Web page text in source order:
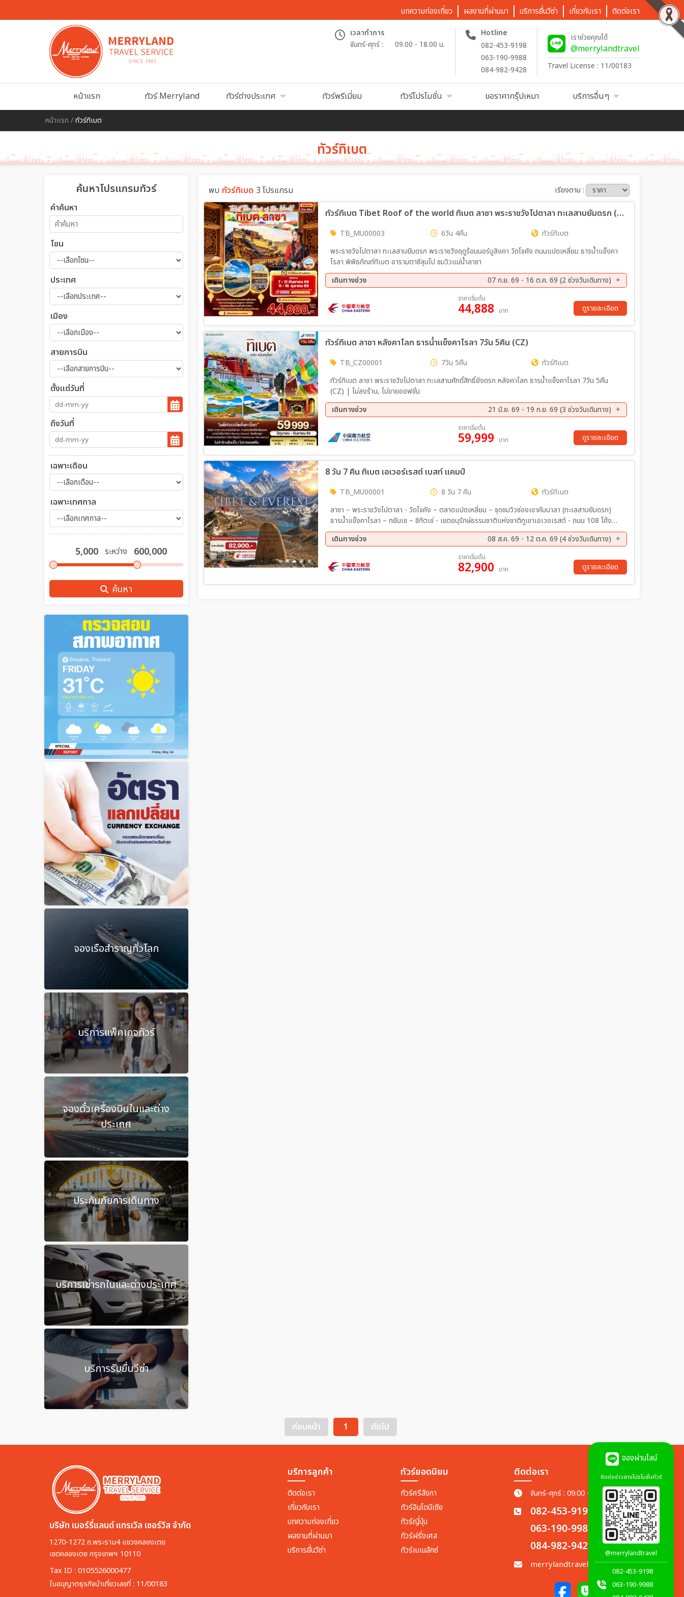
บทความท่องเที่ยว ผลงานที่ผ่านมา บริการยื่นวีซ่า เกี่ยวกับเรา ติดต่อเรา
เวลาทำการ
จันทร์-ศุกร์ :
09.00 - 18.00 น.
Hotline
082-453-9198
063-190-9988
084-982-9428
เราช่วยคุณได้
@merrylandtravel
Travel License : 11/00183
หน้าแรก ทัวร์ Merryland ทัวร์ต่างประเทศ ทัวร์พรีเมี่ยม ทัวร์โปรโมชั่น ขอราคากรุ๊ปเหมา บริการอื่นๆ
หน้าแรก /ทัวร์ทิเบต
ทัวร์ทิเบต
ค้นหาโปรแกรมทัวร์
คำค้นหา
โซน
ประเทศ
เมือง
สายการบิน
ตั้งแต่วันที่
ถึงวันที่
เฉพาะเดือน
เฉพาะเทศกาล
ระหว่าง
ค้นหา
จองเรือสำราญทั่วโลก
บริการแพ็คเกจทัวร์
จองตั๋วเครื่องบินในและต่าง
ประเทศ
ประกันภัยการเดินทาง
บริการเช่ารถในและต่างประเทศ
บริการรับยื่นวีซ่า
พบ ทัวร์ทิเบต 3 โปรแกรม เรียงตาม :
ทัวร์ทิเบต Tibet Roof of the world ทิเบต ลาซา พระราชวังโปตาลา ทะเลสาบยัมดรก (ทัวร์ไม่ลงร้านช้อป) 6วัน 4คืน (MU)
TB_MU00003 6วัน 4คืน
ทัวร์ทิเบต
พระราชวังโปตาลา ทะเลสาบยัมดรก พระราชวังฤดูร้อนนอร์บูลิงคา วัดโจคัง ถนนแปดเหลี่ยม ธารน้ำแข็งคา
โรลา พิพิธภัณฑ์ทิเบต อารามตาซีลุนโป ชมวิวแม่น้ำลาซา
เดินทางช่วง
07 ก.ย. 69 - 16 ต.ค. 69 (2 ช่วงวันเดินทาง)
11 ต.ค. 69 - 16 ต.ค. 69
ราคาเริ่มต้น
44,888 บาท ดูรายละเอียด
ทัวร์ทิเบต ลาซา หลังคาโลก ธารน้ำแข็งคาโรลา 7วัน 5คืน (CZ)
TB_CZ00001 7วัน 5คืน
ทัวร์ทิเบต
ทัวร์ทิเบต ลาซา พระราชวังโปตาลา ทะเลสาบศักดิ์สิทธิ์ยังดรก หลังคาโลก ธารน้ำแข็งคาโรลา 7วัน 5คืน
(CZ) | ไม่ลงร้าน, ไม่ขายออฟชั่น
เดินทางช่วง
21 มิ.ย. 69 - 19 ก.ย. 69 (3 ช่วงวันเดินทาง)
06 ก.ย. 69 - 12 ก.ย. 69
ราคาเริ่มต้น
59,999 บาท ดูรายละเอียด
8 วัน 7 คืน ทิเบต เอเวอร์เรสต์ เบสท์ แคมป์
TB_MU00001 8 วัน 7 คืน
ทัวร์ทิเบต
ลาซา – พระราชวังโปตาลา - วัดโจคัง – ตลาดแปดเหลี่ยม – จุดชมวิวช่องเขาคัมบาลา (ทะเลสาบยัมดรก)
ธารน้ำแข็งคาโรลา – กยันเซ – ชิกัตเซ่ - เขตอนุรักษ์ธรรมชาติแห่งชาติภูเขาเอเวอเรสต์ - ถนน 108 โค้ง
Everest Based Camp ห้าสุดยอดแห่งหิมาลัย - เส้นทางหลวงสายมิตรภาพจีน-เนปาล - วัดทาชิฮุนโป -
แม่น้ำยาร์ลุงซางโบ - ทุ่งหญ้าฉางถัง – ช่องเขานาเกนลา – ทะเลสาบนัมโซ
เดินทางช่วง
08 ส.ค. 69 - 12 ต.ค. 69 (4 ช่วงวันเดินทาง)
12 ก.ย. 69 - 19 ก.ย. 69
05 ต.ค. 69 - 12 ต.ค. 69
ราคาเริ่มต้น
82,900 บาท ดูรายละเอียด
ก่อนหน้า 1 ถัดไป
บริษัท เมอร์รี่แลนด์ แทรเวิล เซอร์วิส จำกัด
1270-1272 ถ.พระราม4 แขวงคลองเตย
เขตคลองเตย กรุงเทพฯ 10110
Tax ID : 0105526000477
ใบอนุญาตธุรกิจนำเที่ยวเลขที่ : 11/00183
บริการลูกค้า
ติดต่อเรา
เกี่ยวกับเรา
บทความท่องเที่ยว
ผลงานที่ผ่านมา
บริการยื่นวีซ่า
ทัวร์ยอดนิยม
ทัวร์ศรีลังกา
ทัวร์อินโดนีเซีย
ทัวร์ญี่ปุ่น
ทัวร์ฝรั่งเศส
ทัวร์เบเนลักซ์
ติดต่อเรา
จันทร์-ศุกร์ : 09.00 - 18.00 น.
082-453-9198
063-190-9988
084-982-9428
merrylandtravel.th@gmail.com
จองผ่านไลน์
ติดต่อข่าวสารโปรโมชั่นทัวร์
@merrylandtravel
082-453-9198
063-190-9988